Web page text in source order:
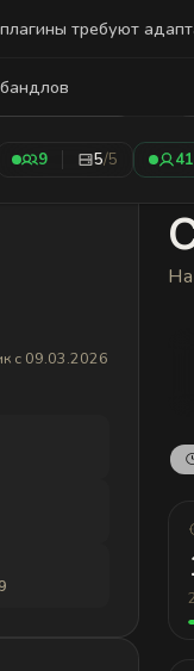
9 5/5 41
с 09.03.2026
требуют